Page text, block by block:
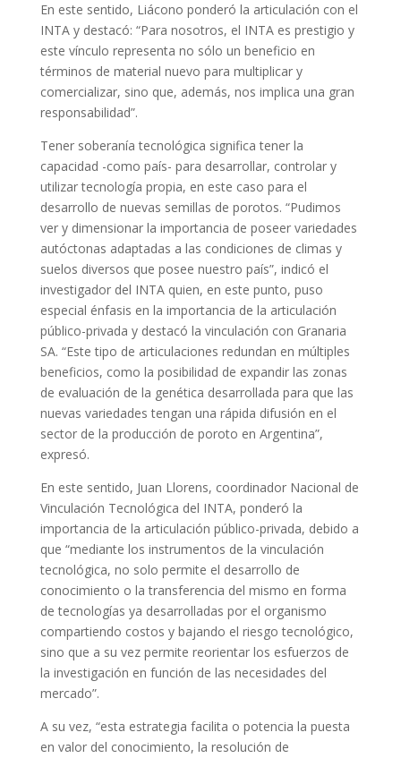
En este sentido, Liácono ponderó la articulación con el
INTA y destacó: “Para nosotros, el INTA es prestigio y
este vínculo representa no sólo un beneficio en
términos de material nuevo para multiplicar y
comercializar, sino que, además, nos implica una gran
responsabilidad”.
Tener soberanía tecnológica significa tener la
capacidad -como país- para desarrollar, controlar y
utilizar tecnología propia, en este caso para el
desarrollo de nuevas semillas de porotos. “Pudimos
ver y dimensionar la importancia de poseer variedades
autóctonas adaptadas a las condiciones de climas y
suelos diversos que posee nuestro país”, indicó el
investigador del INTA quien, en este punto, puso
especial énfasis en la importancia de la articulación
público-privada y destacó la vinculación con Granaria
SA. “Este tipo de articulaciones redundan en múltiples
beneficios, como la posibilidad de expandir las zonas
de evaluación de la genética desarrollada para que las
nuevas variedades tengan una rápida difusión en el
sector de la producción de poroto en Argentina”,
expresó.
En este sentido, Juan Llorens, coordinador Nacional de
Vinculación Tecnológica del INTA, ponderó la
importancia de la articulación público-privada, debido a
que “mediante los instrumentos de la vinculación
tecnológica, no solo permite el desarrollo de
conocimiento o la transferencia del mismo en forma
de tecnologías ya desarrolladas por el organismo
compartiendo costos y bajando el riesgo tecnológico,
sino que a su vez permite reorientar los esfuerzos de
la investigación en función de las necesidades del
mercado”.
A su vez, “esta estrategia facilita o potencia la puesta
en valor del conocimiento, la resolución de